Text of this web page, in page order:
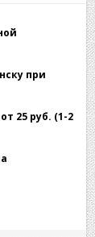
при
25 руб. (1-2